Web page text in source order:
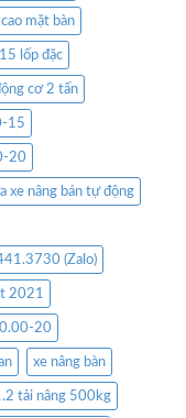
mặt bàn
lốp đặc
cơ 2 tấn
15
20
xe nâng bán tự động
(Zalo)
2021
20
xe nâng bàn
tải nâng 500kg